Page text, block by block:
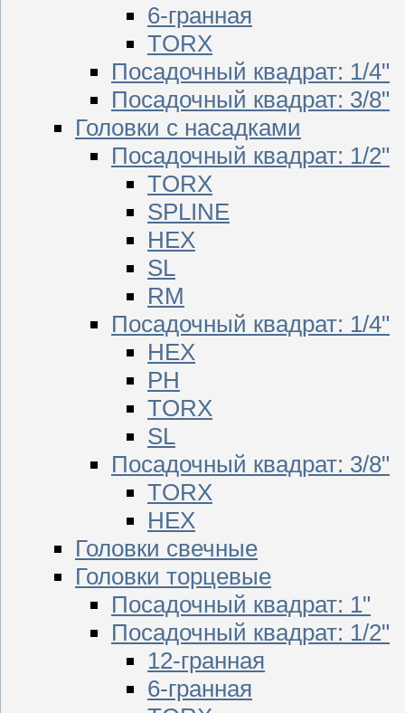
6-гранная
TORX
Посадочный квадрат: 1/4"
Посадочный квадрат: 3/8"
Головки с насадками
Посадочный квадрат: 1/2"
TORX
SPLINE
HEX
SL
RM
Посадочный квадрат: 1/4"
HEX
PH
TORX
SL
Посадочный квадрат: 3/8"
TORX
HEX
Головки свечные
Головки торцевые
Посадочный квадрат: 1"
Посадочный квадрат: 1/2"
12-гранная
6-гранная